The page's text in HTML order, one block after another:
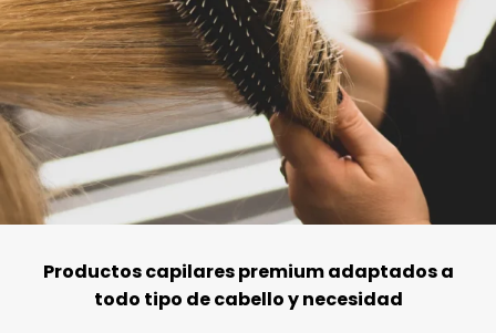
Productos capilares premium adaptados a
todo tipo de cabello y necesidad